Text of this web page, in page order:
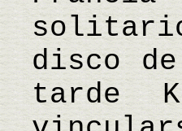
disco
tarde